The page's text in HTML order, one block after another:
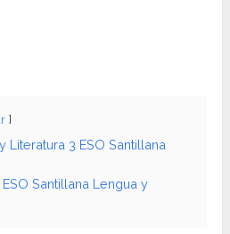
Literatura 3 ESO Santillana
Santillana Lengua y